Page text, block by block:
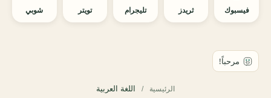
فيسبوك ثريدز تليجرام تويتر شوبي
الرئيسية اللغة العربية